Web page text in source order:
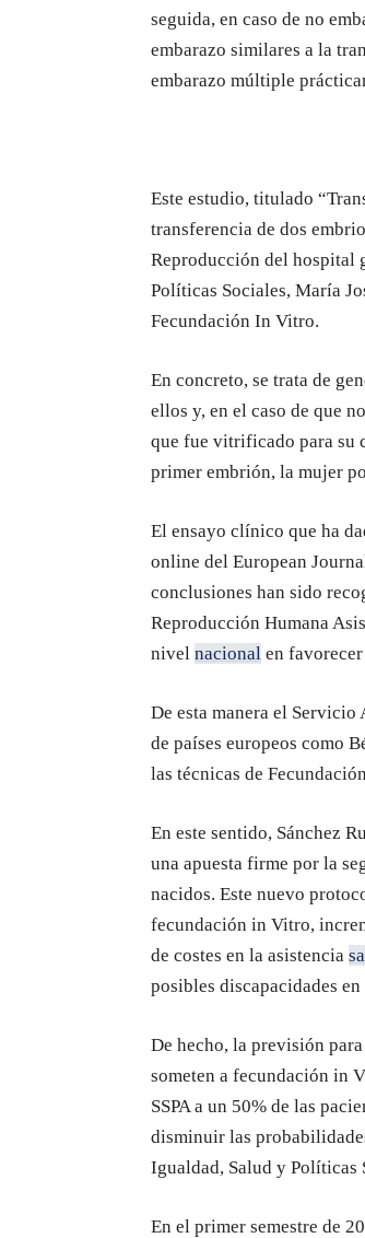
seguida, en caso de no
embarazo similares a la
embarazo múltiple
Este estudio, titulado
transferencia de dos
Reproducción del hospital
Políticas Sociales, María
Fecundación In Vitro.
En concreto, se trata de
ellos y, en el caso de que
que fue vitrificado para su
primer embrión, la mujer
El ensayo clínico que ha
online del European
conclusiones han sido
Reproducción Humana
nivel nacional en
De esta manera el Servicio
de países europeos como
las técnicas de
En este sentido, Sánchez
una apuesta firme por la
nacidos. Este nuevo
fecundación in Vitro,
de costes en la asistencia
posibles discapacidades
De hecho, la previsión
someten a fecundación in
SSPA a un 50% de las
disminuir las
Igualdad, Salud y Políticas
En el primer semestre de